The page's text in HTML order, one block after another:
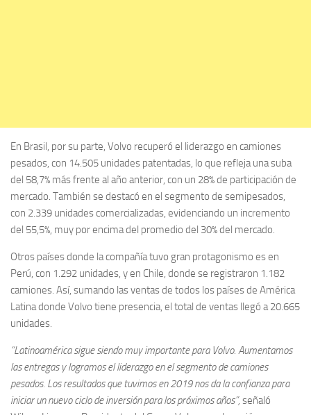
En Brasil, por su parte, Volvo recuperó el liderazgo en camiones
pesados, con 14.505 unidades patentadas, lo que refleja una suba
del 58,7% más frente al año anterior, con un 28% de participación de
mercado. También se destacó en el segmento de semipesados,
con 2.339 unidades comercializadas, evidenciando un incremento
del 55,5%, muy por encima del promedio del 30% del mercado.
Otros países donde la compañía tuvo gran protagonismo es en
Perú, con 1.292 unidades, y en Chile, donde se registraron 1.182
camiones. Así, sumando las ventas de todos los países de América
Latina donde Volvo tiene presencia, el total de ventas llegó a 20.665
unidades.
“Latinoamérica sigue siendo muy importante para Volvo. Aumentamos
las entregas y logramos el liderazgo en el segmento de camiones
pesados. Los resultados que tuvimos en 2019 nos da la confianza para
iniciar un nuevo ciclo de inversión para los próximos años”, señaló